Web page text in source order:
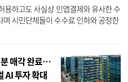
용하고도 사실상 인앱결제와 유사한 수
시민단체들이 수수료 인하와 공정한
다. 국내 시민사회 단체들로 구성된
매각 완료…
AI 투자 확대